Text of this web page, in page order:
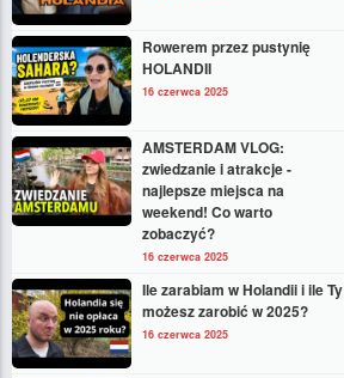
Rowerem przez pustynię
HOLANDII
16 czerwca 2025
AMSTERDAM VLOG:
zwiedzanie i atrakcje -
najlepsze miejsca na
weekend! Co warto
zobaczyć?
16 czerwca 2025
Ile zarabiam w Holandii i ile Ty
możesz zarobić w 2025?
16 czerwca 2025